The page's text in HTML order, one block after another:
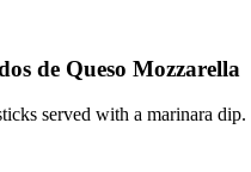
de Queso Mozzarella
served with a marinara dip.